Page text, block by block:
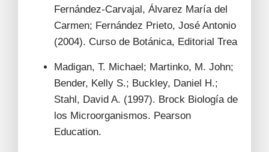
Fernández-Carvajal, Álvarez María del
Carmen; Fernández Prieto, José Antonio
(2004). Curso de Botánica, Editorial Trea
Madigan, T. Michael; Martinko, M. John;
Bender, Kelly S.; Buckley, Daniel H.;
Stahl, David A. (1997). Brock Biología de
los Microorganismos. Pearson
Education.